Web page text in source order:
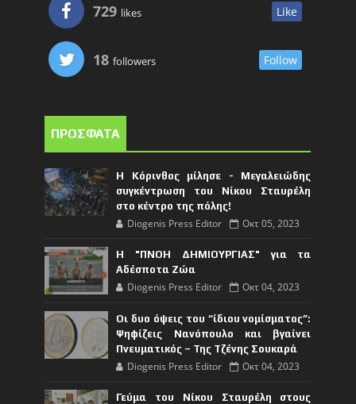
729 likes Like
18 followers Follow
ΠΡΟΣΦΑΤΑ
Η Κόρινθος μίλησε - Μεγαλειώδης
συγκέντρωση του Νίκου Σταυρέλη
στο κέντρο της πόλης!
Diogenis Press Editor Οκτ 05, 2023
Η "ΠΝΟΗ ΔΗΜΙΟΥΡΓΙΑΣ" για τα
Αδέσποτα Ζώα
Diogenis Press Editor Οκτ 04, 2023
Οι δυο όψεις του “ίδιου νομίσματος”:
Ψηφίζεις Νανόπουλο και βγαίνει
Πνευματικός – Της Τζένης Σουκαρά
Diogenis Press Editor Οκτ 04, 2023
Γεύμα του Νίκου Σταυρέλη στους